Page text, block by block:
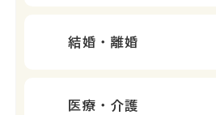
結婚・離婚
医療・介護